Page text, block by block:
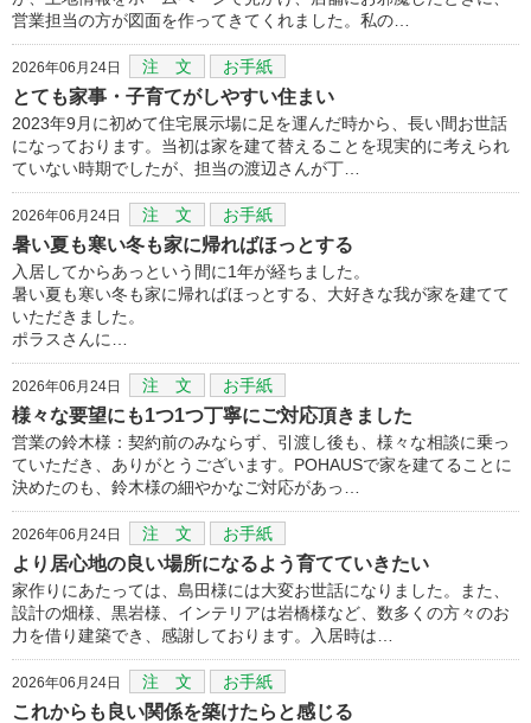
営業担当の方が図面を作ってきてくれました。私の…
2026年06月24日 注 文 お手紙
とても家事・子育てがしやすい住まい
2023年9月に初めて住宅展示場に足を運んだ時から、長い間お世話
になっております。当初は家を建て替えることを現実的に考えられ
ていない時期でしたが、担当の渡辺さんが丁…
2026年06月24日 注 文 お手紙
暑い夏も寒い冬も家に帰ればほっとする
入居してからあっという間に1年が経ちました。
暑い夏も寒い冬も家に帰ればほっとする、大好きな我が家を建てて
いただきました。
ポラスさんに…
2026年06月24日 注 文 お手紙
様々な要望にも1つ1つ丁寧にご対応頂きました
営業の鈴木様：契約前のみならず、引渡し後も、様々な相談に乗っ
ていただき、ありがとうございます。POHAUSで家を建てることに
決めたのも、鈴木様の細やかなご対応があっ…
2026年06月24日 注 文 お手紙
より居心地の良い場所になるよう育てていきたい
家作りにあたっては、島田様には大変お世話になりました。また、
設計の畑様、黒岩様、インテリアは岩橋様など、数多くの方々のお
力を借り建築でき、感謝しております。入居時は…
2026年06月24日 注 文 お手紙
これからも良い関係を築けたらと感じる